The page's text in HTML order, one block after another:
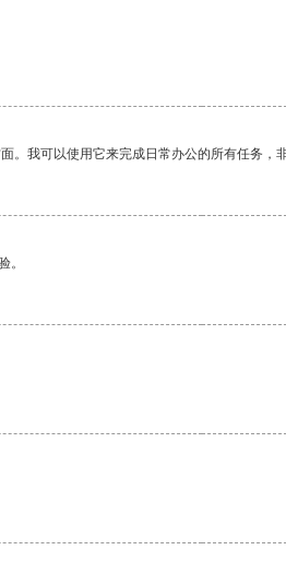
我可以使用它来完成日常办公的所有任务，非
。